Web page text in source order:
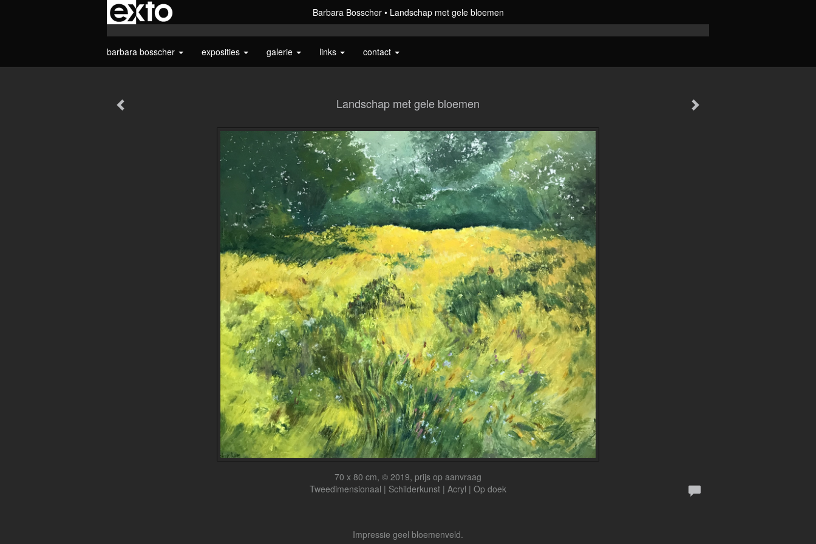
Barbara Bosscher Landschap met gele bloemen
barbara bosscher exposities galerie links contact
Landschap met gele bloemen
70 x 80 cm, © 2019, prijs op aanvraag
Tweedimensionaal | Schilderkunst | Acryl | Op doek
Impressie geel bloemenveld.